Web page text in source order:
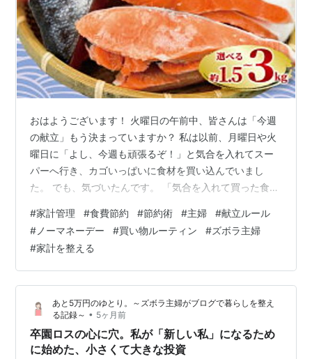
おはようございます！ 火曜日の午前中、皆さんは「今週
の献立」もう決まっていますか？ 私は以前、月曜日や火
曜日に「よし、今週も頑張るぞ！」と気合を入れてスー
パーへ行き、カゴいっぱいに食材を買い込んでいまし
た。 でも、気づいたんです。 「気合を入れて買った食材
今日は、月5万円のゆとりを作るために私が一番最初にメ
スを入れた、火曜日の買い物ルーティンについてお話し
します。 1. 「火曜日にスーパーへ行かない」という選択
多くのスーパーが火曜市や特売日を設けていますが、私
はあえて火曜日はスーパーへ行きません。 理由はシンプ
ル。「冷蔵庫にあるものを使い切…
#家計管理 #食費節約 #節約術 #主婦 #献立ルール
#ノーマネーデー #買い物ルーティン #ズボラ主婦
#家計を整える
あと5万円のゆとり。～ズボラ主婦がブログで暮らしを整え
る記録～ • 5ヶ月前
卒園ロスの心に穴。私が「新しい私」になるため
に始めた、小さくて大きな投資